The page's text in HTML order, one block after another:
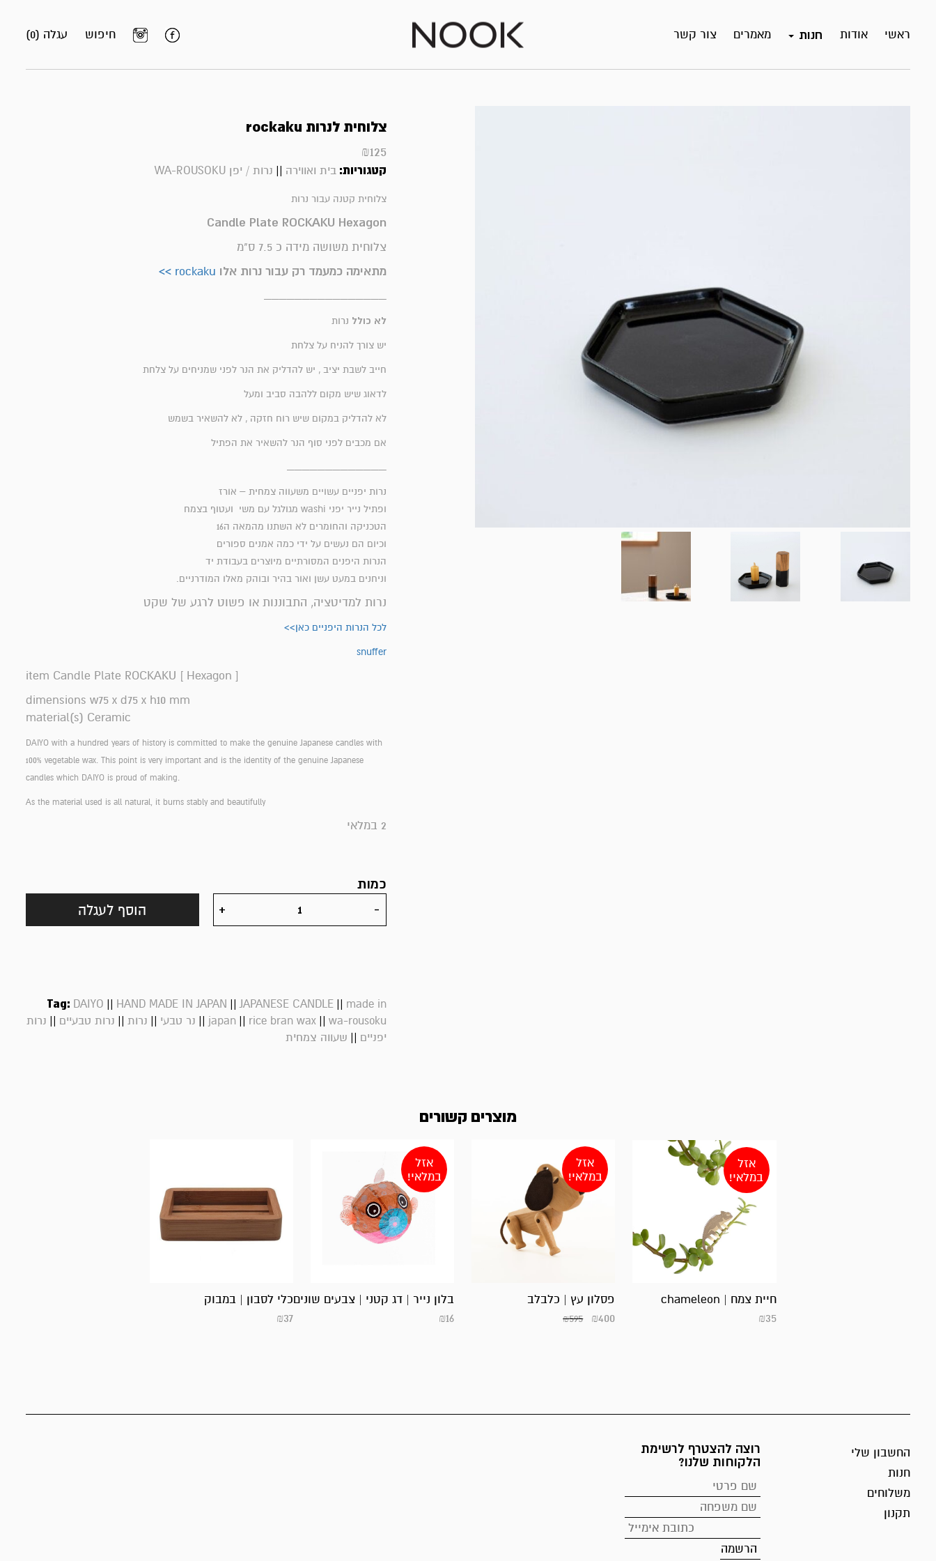
ראשי אודות חנות מאמרים צור קשר עגלה (0) חיפוש
צלוחית לנרות rockaku
₪125
קטגוריות: בית ואווירה || נרות / יפן WA-ROUSOKU
צלוחית קטנה עבור נרות
Candle Plate ROCKAKU Hexagon
צלוחית משושה מידה כ 7.5 ס"מ
מתאימה כמעמד רק עבור נרות אלו rockaku >>
________________
לא כולל נרות
יש צורך להניח על צלחת
חייב לשבת יציב , יש להדליק את הנר לפני שמניחים על צלחת
לדאוג שיש מקום ללהבה סביב ומעל
לא להדליק במקום שיש רוח חזקה , לא להשאיר בשמש
אם מכבים לפני סוף הנר להשאיר את הפתיל
_____________
נרות יפניים עשויים משעווה צמחית – אורז
ופתיל נייר יפני washi מגולגל עם משי ועטוף בצמח
הטכניקה והחומרים לא השתנו מהמאה ה16
וכיום הם נעשים על ידי כמה אמנים ספורים
הנרות היפנים המסורתיים מיוצרים בעבודת יד
וניחנים במעט עשן ואור בהיר ובוהק מאלו המודרניים.
נרות למדיטציה, התבוננות או פשוט לרגע של שקט
לכל הנרות היפניים כאן>>
snuffer
item Candle Plate ROCKAKU [ Hexagon ]
dimensions w75 x d75 x h10 mm
material(s) Ceramic
DAIYO with a hundred years of history is committed to make the genuine Japanese candles with
100% vegetable wax. This point is very important and is the identity of the genuine Japanese
candles which DAIYO is proud of making.
As the material used is all natural, it burns stably and beautifully
2 במלאי
כמות
הוסף לעגלה
Tag: DAIYO || HAND MADE IN JAPAN ||JAPANESE CANDLE|| made in
japan|| rice bran wax|| wa-rousoku
|| נר טבעי || נרות || נרות טבעיים || נרות
יפניים || שעווה צמחית
מוצרים קשורים
אזל
במלאי!
חיית צמח | chameleon
₪35
אזל
במלאי!
פסלון עץ | כלבלב
₪595 ₪400
אזל
במלאי!
בלון נייר | דג קטני | צבעים שונים
₪16
כלי לסבון | במבוק
₪37
החשבון שלי
חנות
משלוחים
תקנון
רוצה להצטרף לרשימת
הלקוחות שלנו?